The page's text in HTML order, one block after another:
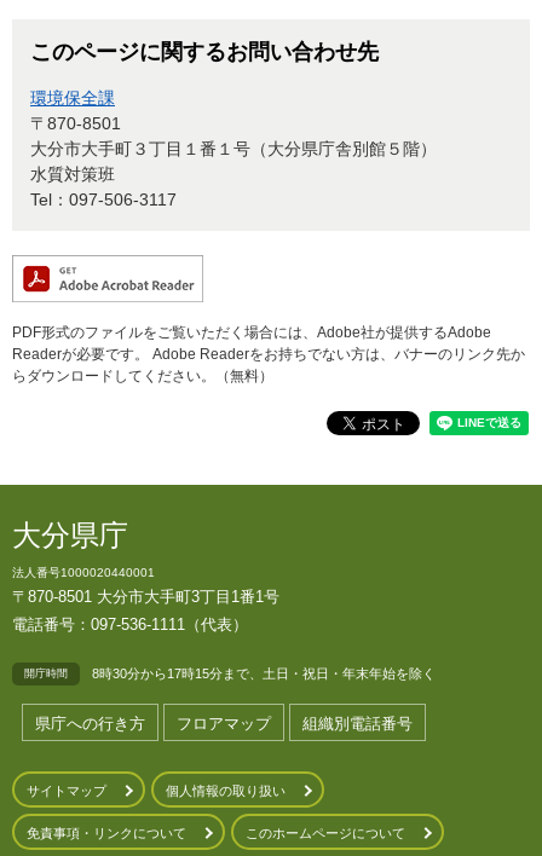
このページに関するお問い合わせ先
環境保全課
〒870-8501
大分市大手町３丁目１番１号（大分県庁舎別館５階）
水質対策班
Tel：097-506-3117
PDF形式のファイルをご覧いただく場合には、Adobe社が提供するAdobe
Readerが必要です。
Adobe Readerをお持ちでない方は、バナーのリンク先か
らダウンロードしてください。（無料）
大分県庁
法人番号1000020440001
〒870-8501 大分市大手町3丁目1番1号
電話番号：097-536-1111（代表）
開庁時間 8時30分から17時15分まで、土日・祝日・年末年始を除く
県庁への行き方 フロアマップ 組織別電話番号
サイトマップ 個人情報の取り扱い
免責事項・リンクについて このホームページについて